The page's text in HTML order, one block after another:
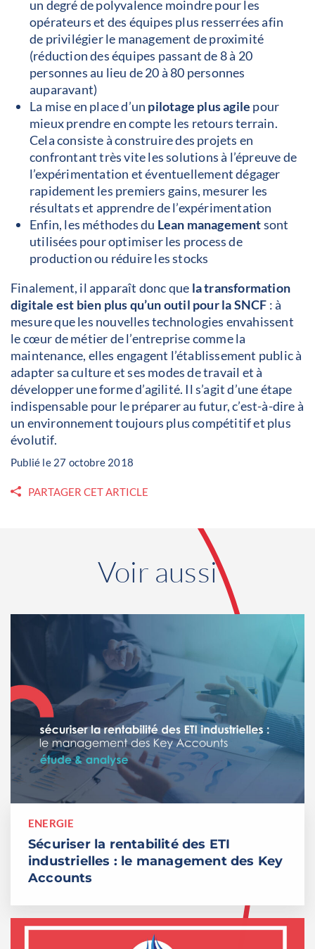
un degré de polyvalence moindre pour les
opérateurs et des équipes plus resserrées afin
de privilégier le management de proximité
(réduction des équipes passant de 8 à 20
personnes au lieu de 20 à 80 personnes
auparavant)
La mise en place d’un pilotage plus agile pour
mieux prendre en compte les retours terrain.
Cela consiste à construire des projets en
confrontant très vite les solutions à l’épreuve de
l’expérimentation et éventuellement dégager
rapidement les premiers gains, mesurer les
résultats et apprendre de l’expérimentation
Enfin, les méthodes du Lean managementsont
utilisées pour optimiser les process de
production ou réduire les stocks
Finalement, il apparaît donc que la transformation
digitale est bien plus qu’un outil pour la SNCF : à
mesure que les nouvelles technologies envahissent
le cœur de métier de l’entreprise comme la
maintenance, elles engagent l’établissement public à
adapter sa culture et ses modes de travail et à
développer une forme d’agilité. Il s’agit d’une étape
indispensable pour le préparer au futur, c’est-à-dire à
un environnement toujours plus compétitif et plus
évolutif.
Publié le 27 octobre 2018
PARTAGER CET ARTICLE
Voir aussi
ENERGIE
Sécuriser la rentabilité des ETI
industrielles : le management des Key
Accounts